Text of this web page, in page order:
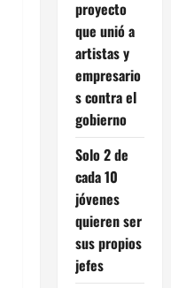
proyecto
que unió a
artistas y
empresario
s contra el
gobierno
Solo 2 de
cada 10
jóvenes
quieren ser
sus propios
jefes